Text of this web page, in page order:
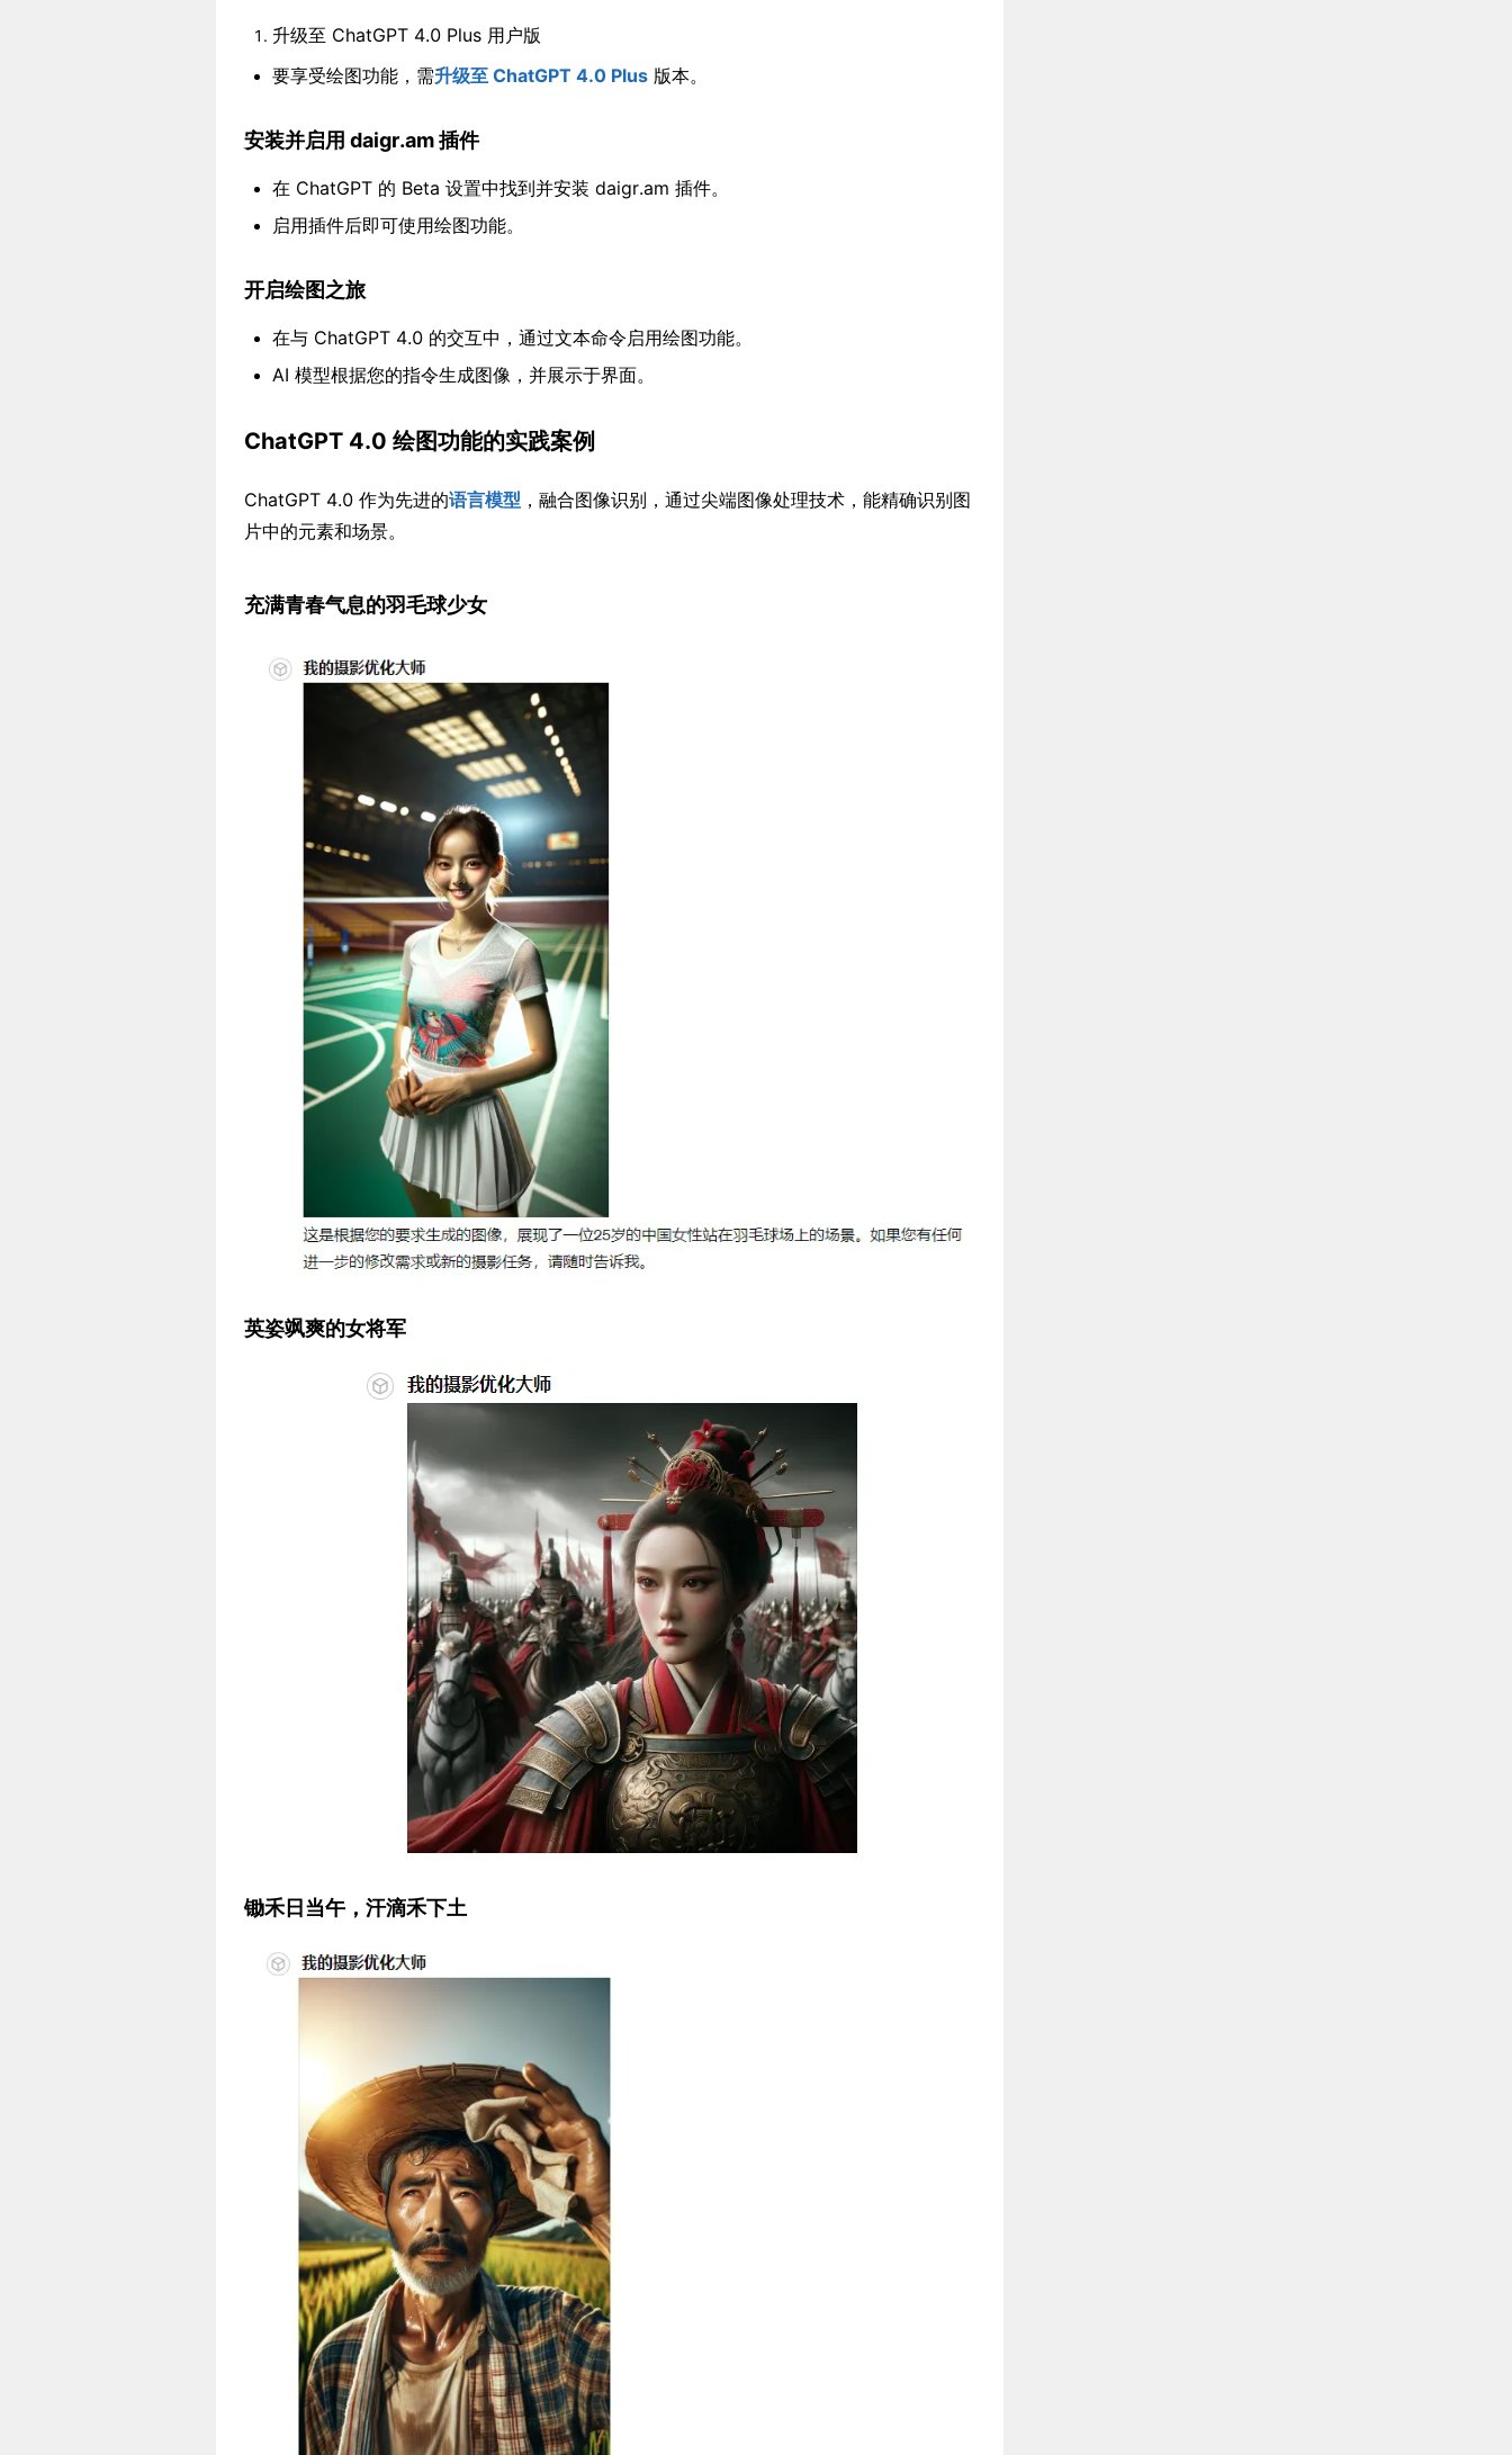
升级至 ChatGPT 4.0 Plus 用户版
要享受绘图功能，需升级至 ChatGPT 4.0 Plus 版本。
安装并启用 daigr.am 插件
在 ChatGPT 的 Beta 设置中找到并安装 daigr.am 插件。
启用插件后即可使用绘图功能。
开启绘图之旅
在与 ChatGPT 4.0 的交互中，通过文本命令启用绘图功能。
AI 模型根据您的指令生成图像，并展示于界面。
ChatGPT 4.0 绘图功能的实践案例
ChatGPT 4.0 作为先进的语言模型 ，融合图像识别，通过尖端图像处理技术，能精确识别图
片中的元素和场景。
充满青春气息的羽毛球少女
英姿飒爽的女将军
锄禾日当午，汗滴禾下土